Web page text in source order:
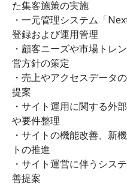
た集客施策の実施
・一元管理システム「
登録および運用管理
・顧客ニーズや市場トレ
営方針の策定
・売上やアクセスデータ
提案
・サイト運用に関する外
や要件整理
・サイトの機能改善、新
トの推進
・サイト運営に伴うシス
善提案